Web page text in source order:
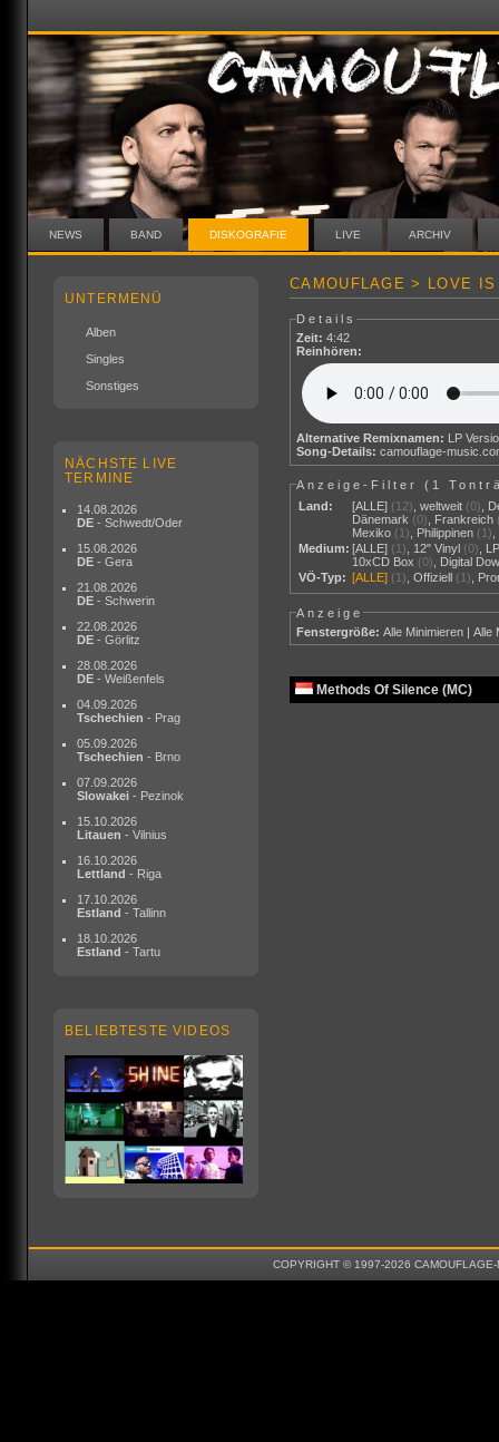
NEWS BAND DISKOGRAFIE LIVE ARCHIV
UNTERMENÜ
Alben
Singles
Sonstiges
NÄCHSTE LIVE
TERMINE
14.08.2026
DE - Schwedt/Oder
15.08.2026
DE - Gera
21.08.2026
DE - Schwerin
22.08.2026
DE - Görlitz
28.08.2026
DE - Weißenfels
04.09.2026
Tschechien - Prag
05.09.2026
Tschechien - Brno
07.09.2026
Slowakei - Pezinok
15.10.2026
Litauen - Vilnius
16.10.2026
Lettland - Riga
17.10.2026
Estland - Tallinn
18.10.2026
Estland - Tartu
BELIEBTESTE VIDEOS
CAMOUFLAGE > LOVE
Details
Zeit: 4:42
Reinhören:
Alternative Remixnamen: LP
Song-Details: camouflage-
Anzeige-Filter ( 1
Land:
[ALLE] (12) ,weltweit (0)
Dänemark (0) Frankreich
Mexiko (1) Philippinen (1)
Medium: [ALLE] (1) 12" Vinyl (0)
10xCD Box (0)
Digital
VÖ-Typ: [ALLE] (1) ,Offiziell (1)
Anzeige
Fenstergröße: Alle Minimieren |Alle
Methods Of Silence (MC)
COPYRIGHT © 1997-2026 CAMOUFLAGE-